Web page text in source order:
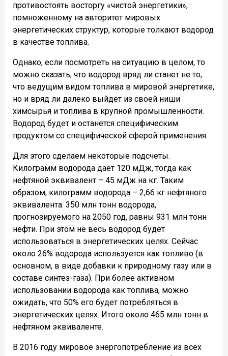
противостоять восторгу «чистой энергетики»,
помноженному на авторитет мировых
энергетических структур, которые толкают водород
в качестве топлива.
Однако, если посмотреть на ситуацию в целом, то
можно сказать, что водород вряд ли станет не то,
что ведущим видом топлива в мировой энергетике,
но и вряд ли далеко выйдет из своей ниши
химсырья и топлива в крупной промышленности.
Водород будет и останется специфическим
продуктом со специфической сферой применения.
Для этого сделаем некоторые подсчеты.
Килограмм водорода дает 120 мДж, тогда как
нефтяной эквивалент – 45 мДж на кг. Таким
образом, килограмм водорода – 2,66 кг нефтяного
эквивалента. 350 млн тонн водорода,
прогнозируемого на 2050 год, равны 931 млн тонн
нефти. При этом не весь водород будет
использоваться в энергетических целях. Сейчас
около 26% водорода используется как топливо (в
основном, в виде добавки к природному газу или в
составе синтез-газа). При более активном
использовании водорода как топлива, можно
ожидать, что 50% его будет потребляться в
энергетических целях. Итого около 465 млн тонн в
нефтяном эквиваленте.
В 2016 году мировое энергопотребление из всех